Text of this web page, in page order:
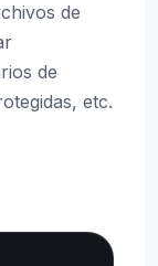
de
de
etc.